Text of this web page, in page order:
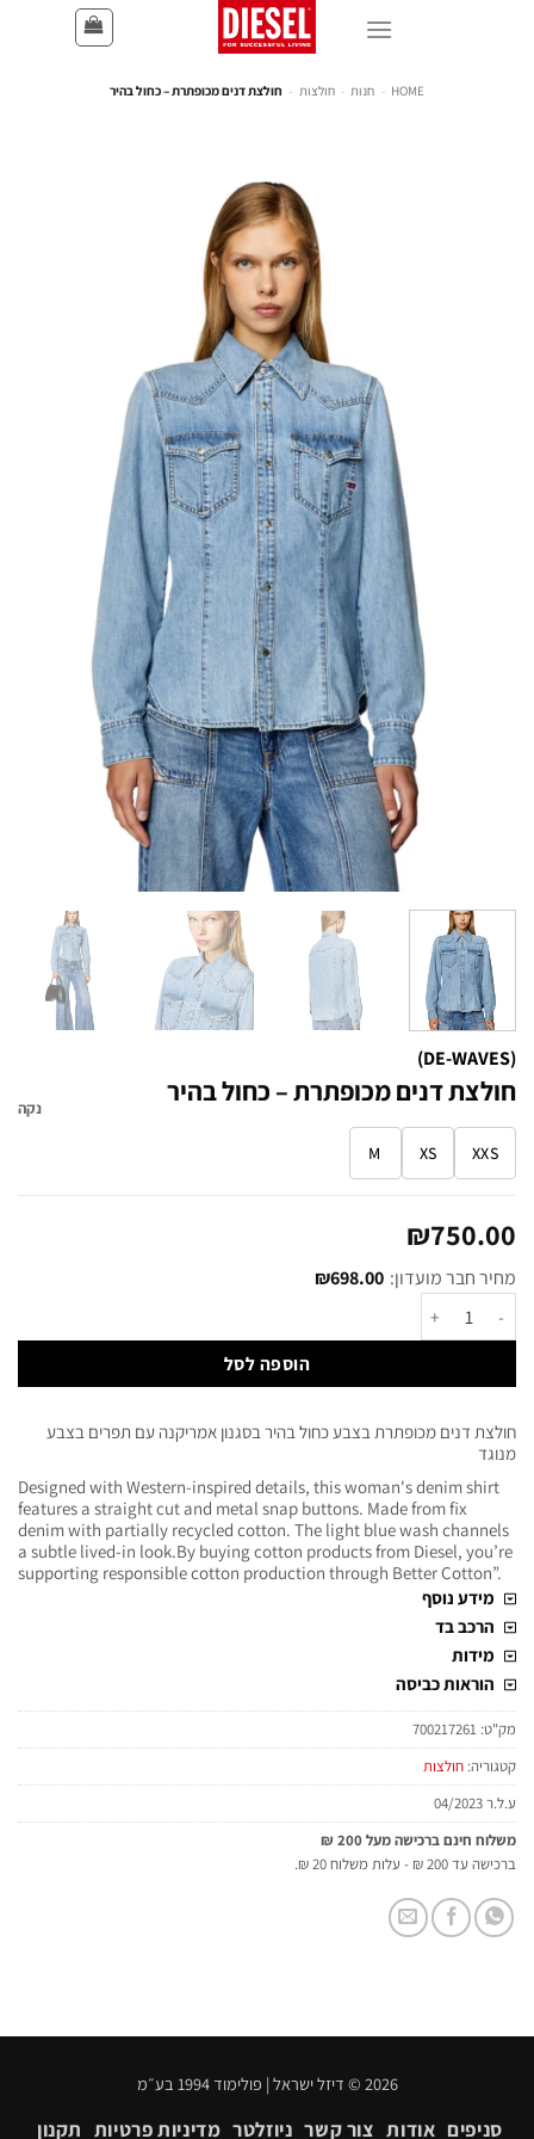
HOME
- חנות - חולצות - חולצת דנים מכופתרת – כחול בהיר
(DE-WAVES)
חולצת דנים מכופתרת – כחול בהיר
XXS
XS
M
נקה
₪750.00
מחיר חבר מועדון: ₪698.00
הוספה לסל
חולצת דנים מכופתרת בצבע כחול בהיר בסגנון אמריקנה עם תפרים בצבע
מנוגד
Designed with Western-inspired details, this woman's denim shirt
features a straight cut and metal snap buttons. Made from fix
denim with partially recycled cotton. The light blue wash channels
a subtle lived-in look.By buying cotton products from Diesel, you’re
supporting responsible cotton production through Better Cotton”.
מידע נוסף
הרכב בד
מידות
הוראות כביסה
מק"ט: 700217261
קטגוריה: חולצות
ע.ל.ר 04/2023
משלוח חינם ברכישה מעל 200 ₪
ברכישה עד 200 ₪ - עלות משלוח 20 ₪.
2026 © דיזל ישראל | פולימוד 1994 בע״מ
סניפים אודות צור קשר ניוזלטר מדיניות פרטיות תקנון